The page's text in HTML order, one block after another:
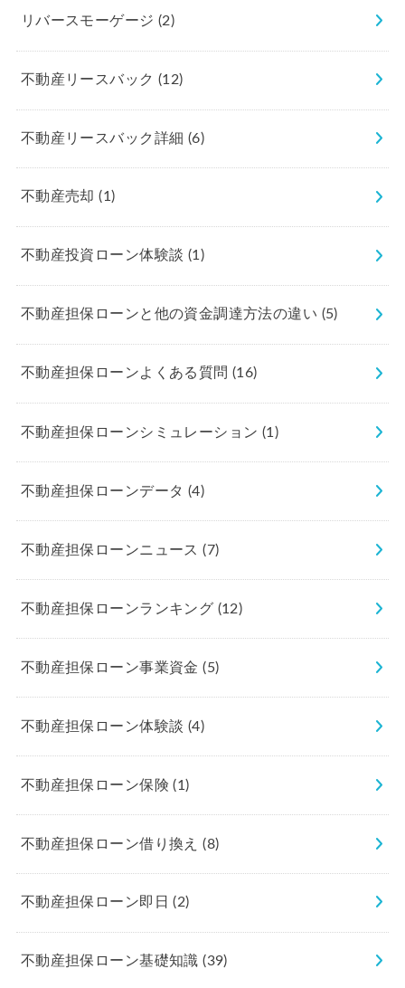
リバースモーゲージ (2)
不動産リースバック (12)
不動産リースバック詳細 (6)
不動産売却(1)
不動産投資ローン体験談 (1)
不動産担保ローンと他の資金調達方法の違い (5)
不動産担保ローンよくある質問(16)
不動産担保ローンシミュレーション (1)
不動産担保ローンデータ (4)
不動産担保ローンニュース(7)
不動産担保ローンランキング (12)
不動産担保ローン事業資金(5)
不動産担保ローン体験談 (4)
不動産担保ローン保険(1)
不動産担保ローン借り換え(8)
不動産担保ローン即日(2)
不動産担保ローン基礎知識(39)